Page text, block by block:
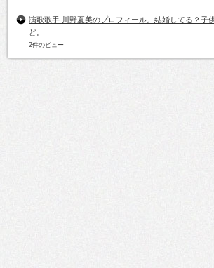
演歌歌手 川野夏美のプロフィール。結婚してる？子
ど。
2件のビュー